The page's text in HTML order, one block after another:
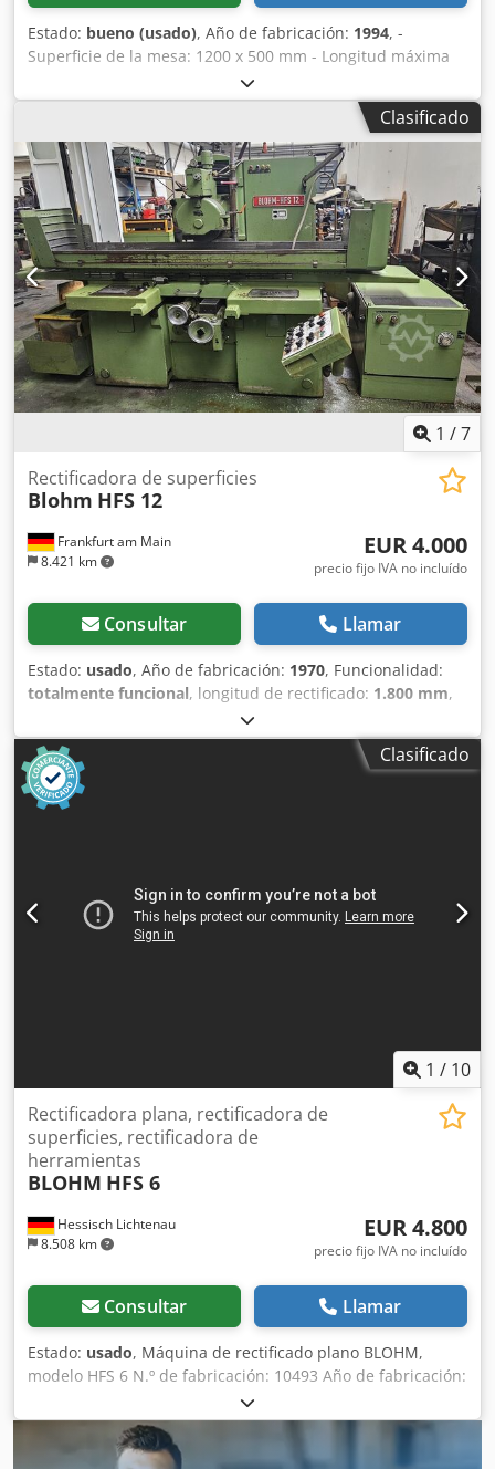
Estado: bueno (usado), Año de fabricación: 1994, -
Superficie de la mesa: 1200 x 500 mm - Longitud máxima
de lijado: 1200 mm - Anchura máxima de lijado: 500 mm
Chedpfxszl Tmfs Abbja
Clasificado
1 /7
Frankfurt am Main
8.421 km
Rectificadora de superficies
Blohm HFS 12
EUR 4.000
precio fijo IVA no incluído
Consultar Llamar
Estado: usado, Año de fabricación: 1970, Funcionalidad:
totalmente funcional, longitud de rectificado: 1.800 mm,
, longitud de la mesa:
ancho de la mesa:350 mm, ¡¡¡VENTA EN LOCALIZACIÓN D-
74219 MÖCKMÜHL Rectificadora plana BLOHM HFS 12 Año
de fabricación: 1970 Cjdpfx Abozamf Esbeha Longitud de
rectificado: 1800 mm Ancho de rectificado: 400 mm
inspeccionarse bajo tensión en cualquier momento.
Clasificado
1 / 10
Hessisch Lichtenau
8.508 km
Rectificadora plana, rectificadora de
superficies, rectificadora de
herramientas
BLOHM HFS 6
EUR 4.800
precio fijo IVA no incluído
Consultar Llamar
Estado: usado, Máquina de rectificado plano BLOHM,
modelo HFS 6 N.º de fabricación: 10493 Año de fabricación:
1973 Plato de sujeción electromagnético de 600 x 300 mm
Longitud de rectificado: 600 mm Anchura de rectificado:
400 mm Recorrido longitudinal de la mesa: máx. 650 mm